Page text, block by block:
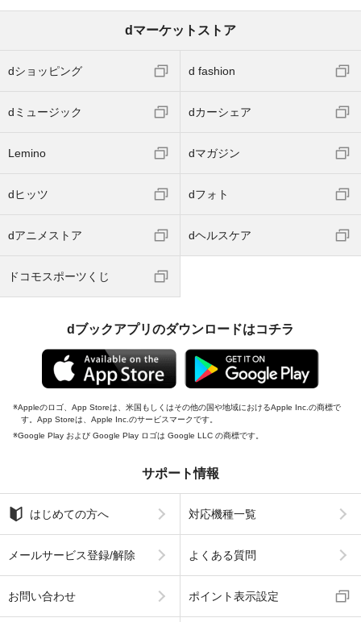
dマーケットストア
dショッピング d fashion
dミュージック dカーシェア
Lemino dマガジン
dヒッツ dフォト
dアニメストア dヘルスケア
ドコモスポーツくじ
dブックアプリのダウンロードはコチラ
Appleのロゴ、App Storeは、米国もしくはその他の国や地域におけるApple Inc.の商標で
す。App Storeは、Apple Inc.のサービスマークです。
Google Play および Google Play ロゴは Google LLC の商標です。
サポート情報
はじめての方へ 対応機種一覧
メールサービス登録/解除 よくある質問
お問い合わせ ポイント表示設定